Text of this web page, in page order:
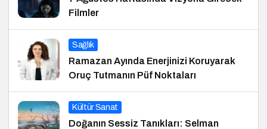
Filmler
Sağlık
Ramazan Ayında Enerjinizi Koruyarak
Oruç Tutmanın Püf Noktaları
Kültür Sanat
Doğanın Sessiz Tanıkları: Selman